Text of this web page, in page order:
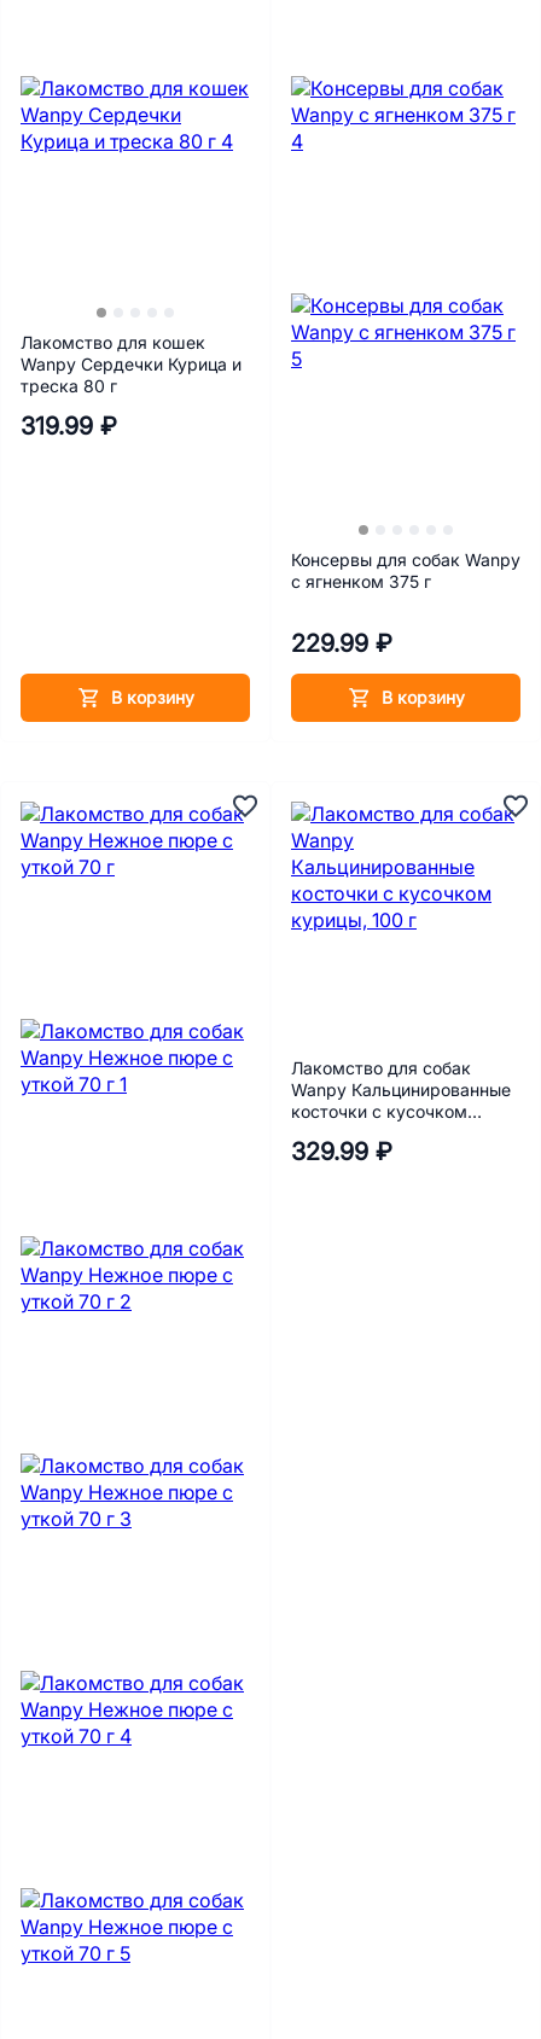
Лакомство для кошек
Wanpy Сердечки Курица и
треска 80 г
319.99 ₽
В корзину
Консервы для собак Wanpy
с ягненком 375 г
229.99 ₽
В корзину
Лакомство для собак
Wanpy Кальцинированные
косточки с кусочком
329.99 ₽